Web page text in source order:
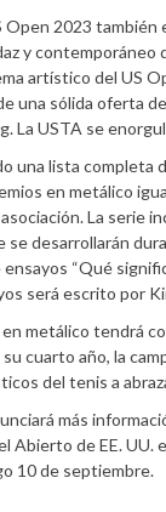
2023 también
y contemporáneo
artístico del US
una sólida oferta
La USTA se
una lista completa
en metálico
La serie
desarrollarán
“Qué
será escrito por
metálico tendrá
cuarto año, la
del tenis a
más
Abierto de EE.
10 de septiembre.